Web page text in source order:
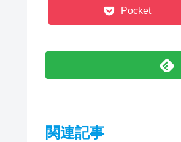
Pocket
関連記事